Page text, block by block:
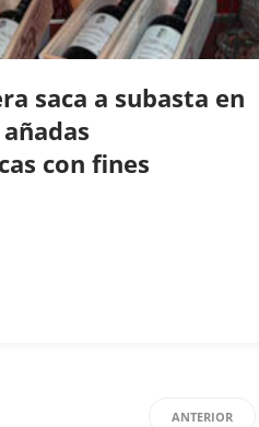
saca a subasta en
con fines
ANTERIOR